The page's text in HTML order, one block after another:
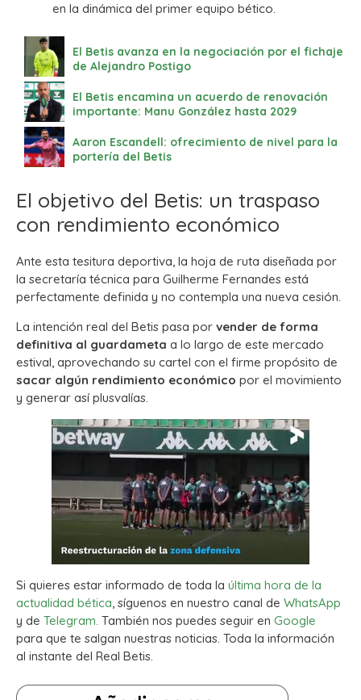
en la dinámica del primer equipo bético.
El Betis avanza en la negociación por el fichaje
de Alejandro Postigo
El Betis encamina un acuerdo de renovación
importante: Manu González hasta 2029
Aaron Escandell: ofrecimiento de nivel para la
portería del Betis
El objetivo del Betis: un traspaso
con rendimiento económico
Ante esta tesitura deportiva, la hoja de ruta diseñada por
la secretaría técnica para Guilherme Fernandes está
perfectamente definida y no contempla una nueva cesión.
La intención real del Betis pasa por vender de forma
definitiva al guardameta a lo largo de este mercado
estival, aprovechando su cartel con el firme propósito de
sacar algún rendimiento económico por el movimiento
y generar así plusvalías.
Si quieres estar informado de toda la última hora de la
actualidad bética , síguenos en nuestro canal de WhatsApp
y de Telegram. También nos puedes seguir en Google
para que te salgan nuestras noticias. Toda la información
al instante del Real Betis.